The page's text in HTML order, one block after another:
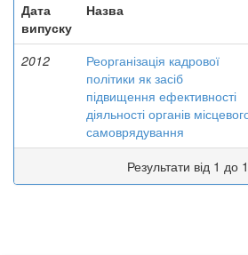
Дата
випуску
Назва
2012
Реорганізація кадрової
політики як засіб
підвищення ефективності
діяльності органів
самоврядування
Результати від 1 до 1